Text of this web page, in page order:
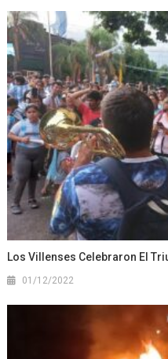
Los Villenses Celebraron El
01/12/2022